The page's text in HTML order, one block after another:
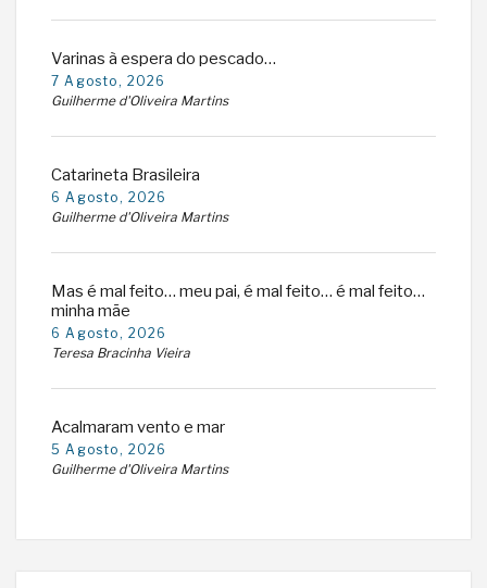
Varinas à espera do pescado…
7 Agosto, 2026
Guilherme d'Oliveira Martins
Catarineta Brasileira
6 Agosto, 2026
Guilherme d'Oliveira Martins
Mas é mal feito… meu pai, é mal feito… é mal feito…
minha mãe
6 Agosto, 2026
Teresa Bracinha Vieira
Acalmaram vento e mar
5 Agosto, 2026
Guilherme d'Oliveira Martins